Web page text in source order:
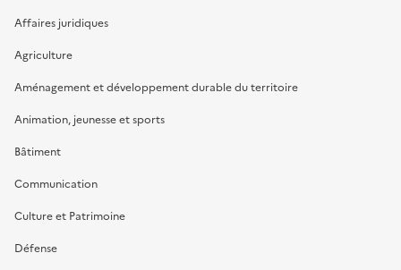
Affaires juridiques
Agriculture
Aménagement et développement durable du territoire
Animation, jeunesse et sports
Bâtiment
Communication
Culture et Patrimoine
Défense